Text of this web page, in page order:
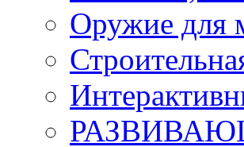
Оружие для